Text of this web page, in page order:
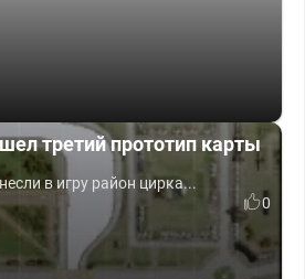
третий прототип карты
в игру район цирка...
0